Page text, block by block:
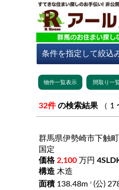
32件 の検索結果
群馬県伊勢崎市下触町
国定
2,100 万円
木造
138.48m
2 (公)